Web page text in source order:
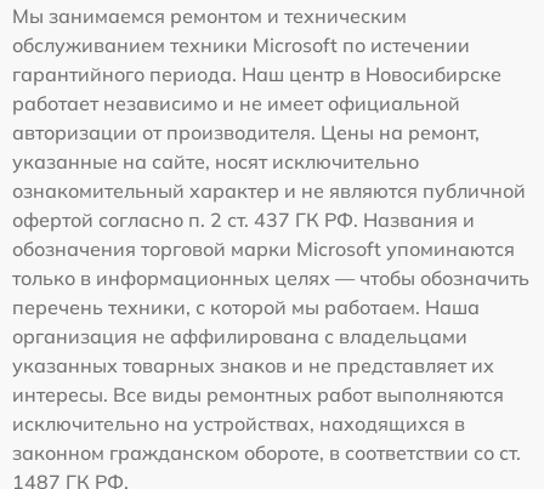
Мы занимаемся ремонтом и техническим
обслуживанием техники Microsoft по истечении
гарантийного периода. Наш центр в Новосибирске
работает независимо и не имеет официальной
авторизации от производителя. Цены на ремонт,
указанные на сайте, носят исключительно
ознакомительный характер и не являются публичной
офертой согласно п. 2 ст. 437 ГК РФ. Названия и
обозначения торговой марки Microsoft упоминаются
только в информационных целях — чтобы обозначить
перечень техники, с которой мы работаем. Наша
организация не аффилирована с владельцами
указанных товарных знаков и не представляет их
интересы. Все виды ремонтных работ выполняются
исключительно на устройствах, находящихся в
законном гражданском обороте, в соответствии со ст.
1487 ГК РФ.